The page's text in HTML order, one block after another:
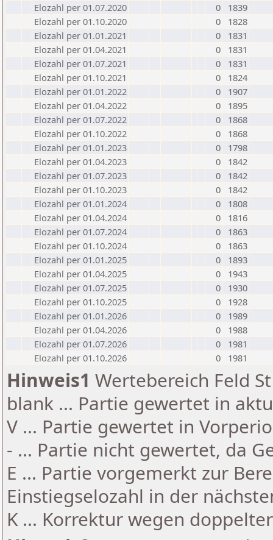
Elozahl per 01.07.2020
0
1839
Elozahl per 01.10.2020
0
1828
Elozahl per 01.01.2021
0
1831
Elozahl per 01.04.2021
0
1831
Elozahl per 01.07.2021
0
1831
Elozahl per 01.10.2021
0
1824
Elozahl per 01.01.2022
0
1907
Elozahl per 01.04.2022
0
1895
Elozahl per 01.07.2022
0
1868
Elozahl per 01.10.2022
0
1868
Elozahl per 01.01.2023
0
1798
Elozahl per 01.04.2023
0
1842
Elozahl per 01.07.2023
0
1842
Elozahl per 01.10.2023
0
1842
Elozahl per 01.01.2024
0
1808
Elozahl per 01.04.2024
0
1816
Elozahl per 01.07.2024
0
1863
Elozahl per 01.10.2024
0
1863
Elozahl per 01.01.2025
0
1893
Elozahl per 01.04.2025
0
1943
Elozahl per 01.07.2025
0
1930
Elozahl per 01.10.2025
0
1928
Elozahl per 01.01.2026
0
1989
Elozahl per 01.04.2026
0
1988
Elozahl per 01.07.2026
0
1981
Elozahl per 01.10.2026
0 1981
Hinweis1 Wertebereich Feld
blank ... Partie gewertet in
V ... Partie gewertet in
- ... Partie nicht gewertet, da
E ... Partie vorgemerkt zur
Einstiegselozahl in der
K ... Korrektur wegen